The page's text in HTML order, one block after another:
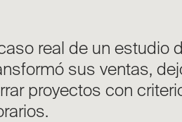
real de un estudio
sus ventas,
proyectos con